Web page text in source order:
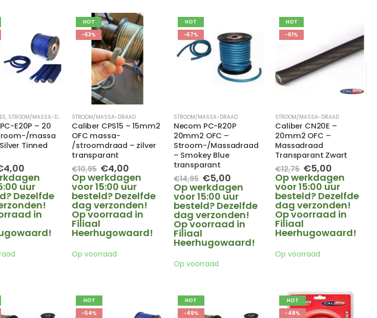
, STROOM/MASSA-DRAAD
E20P – 20
massa
Tinned
4,00Huidige
prijs
is:
€4,00.
uur
Dezelfde
in
HOT
-63%
STROOM/MASSA-DRAAD
Caliber CPS15 – 15mm2
OFC massa-
/stroomdraad – zilver
transparant
€10,95 Oorspronkelijke
prijs
was:
€10,95.
€4,00
prijs
is:
€4,00.
Op werkdagen
voor 15:00 uur
besteld? Dezelfde
dag verzonden!
Op voorraad in
Filiaal
Heerhugowaard!
Op voorraad
HOT
-67%
STROOM/MASSA-DRAAD
Necom PC-R20P
20mm2 OFC –
Stroom-/Massadraad
– Smokey Blue
transparant
€14,95 Oorspronkelijke
prijs
was:
€14,95.
€5,00Huidige
prijs
is:
€5,00.
Op werkdagen
voor 15:00 uur
besteld? Dezelfde
dag verzonden!
Op voorraad in
Filiaal
Heerhugowaard!
Op voorraad
HOT
-61%
STROOM/MASSA-DRAAD
Caliber CN20E –
20mm2 OFC –
Massadraad
Transparant Zwart
€12,75 Oorspronkelijke
prijs
was:
€12,75.
€5,00
prijs
is:
€5,00.
Op werkdagen
voor 15:00 uur
besteld? Dezelfde
dag verzonden!
Op voorraad in
Filiaal
Heerhugowaard!
Op voorraad
HOT
-54%
HOT
-49%
HOT
-48%